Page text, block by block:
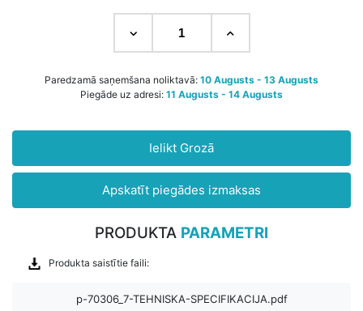
Paredzamā saņemšana noliktavā: 10 Augusts - 13 Augusts
Piegāde uz adresi: 11 Augusts - 14 Augusts
Ielikt Grozā
Apskatīt piegādes izmaksas
PRODUKTA PARAMETRI
Produkta saistītie faili:
p-70306_7-TEHNISKA-SPECIFIKACIJA.pdf